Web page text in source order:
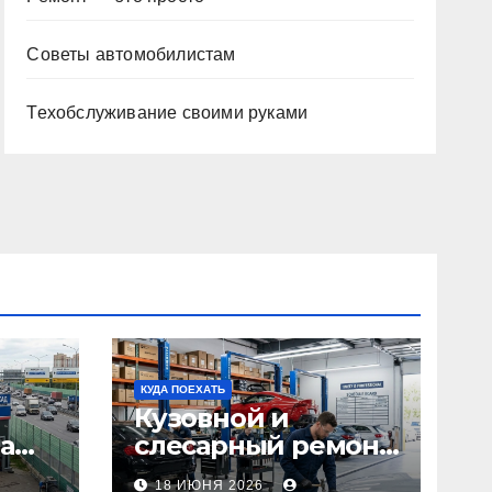
Советы автомобилистам
Техобслуживание своими руками
КУДА ПОЕХАТЬ
Кузовной и
слесарный ремонт
автомобилей:
18 ИЮНЯ 2026